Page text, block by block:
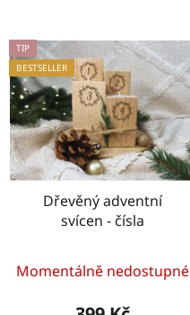
TIP
BESTSELLER
Dřevěný adventní
svícen - čísla
hodnocení
produktu
Momentálně nedostupné